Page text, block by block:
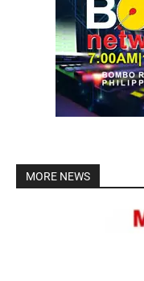
MORE NEWS